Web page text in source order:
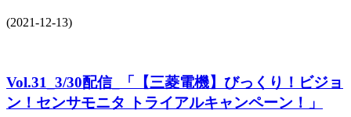
(2021-12-13)
Vol.31_3/30配信_「【三菱電機】びっくり！ビジョ
ン！センサモニタ トライアルキャンペーン！」